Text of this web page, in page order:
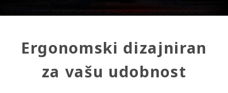
Ergonomski dizajniran
za vašu udobnost